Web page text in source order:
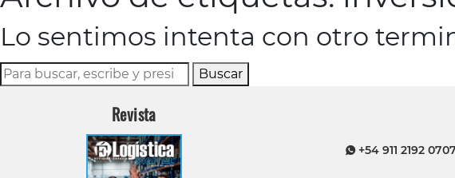
Abastecimiento y compras
Almacenes e inventarios
Lo sentimos intenta con otro
Buscar
Revista
+54 911 2192 0707